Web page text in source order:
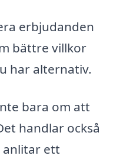
erbjudanden
bättre villkor
har alternativ.
bara om att
handlar också
anlitar ett